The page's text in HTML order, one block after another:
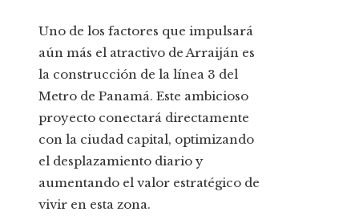
Uno de los factores que impulsará
aún más el atractivo de Arraiján es
la construcción de la línea 3 del
Metro de Panamá. Este ambicioso
proyecto conectará directamente
con la ciudad capital, optimizando
el desplazamiento diario y
aumentando el valor estratégico de
vivir en esta zona.